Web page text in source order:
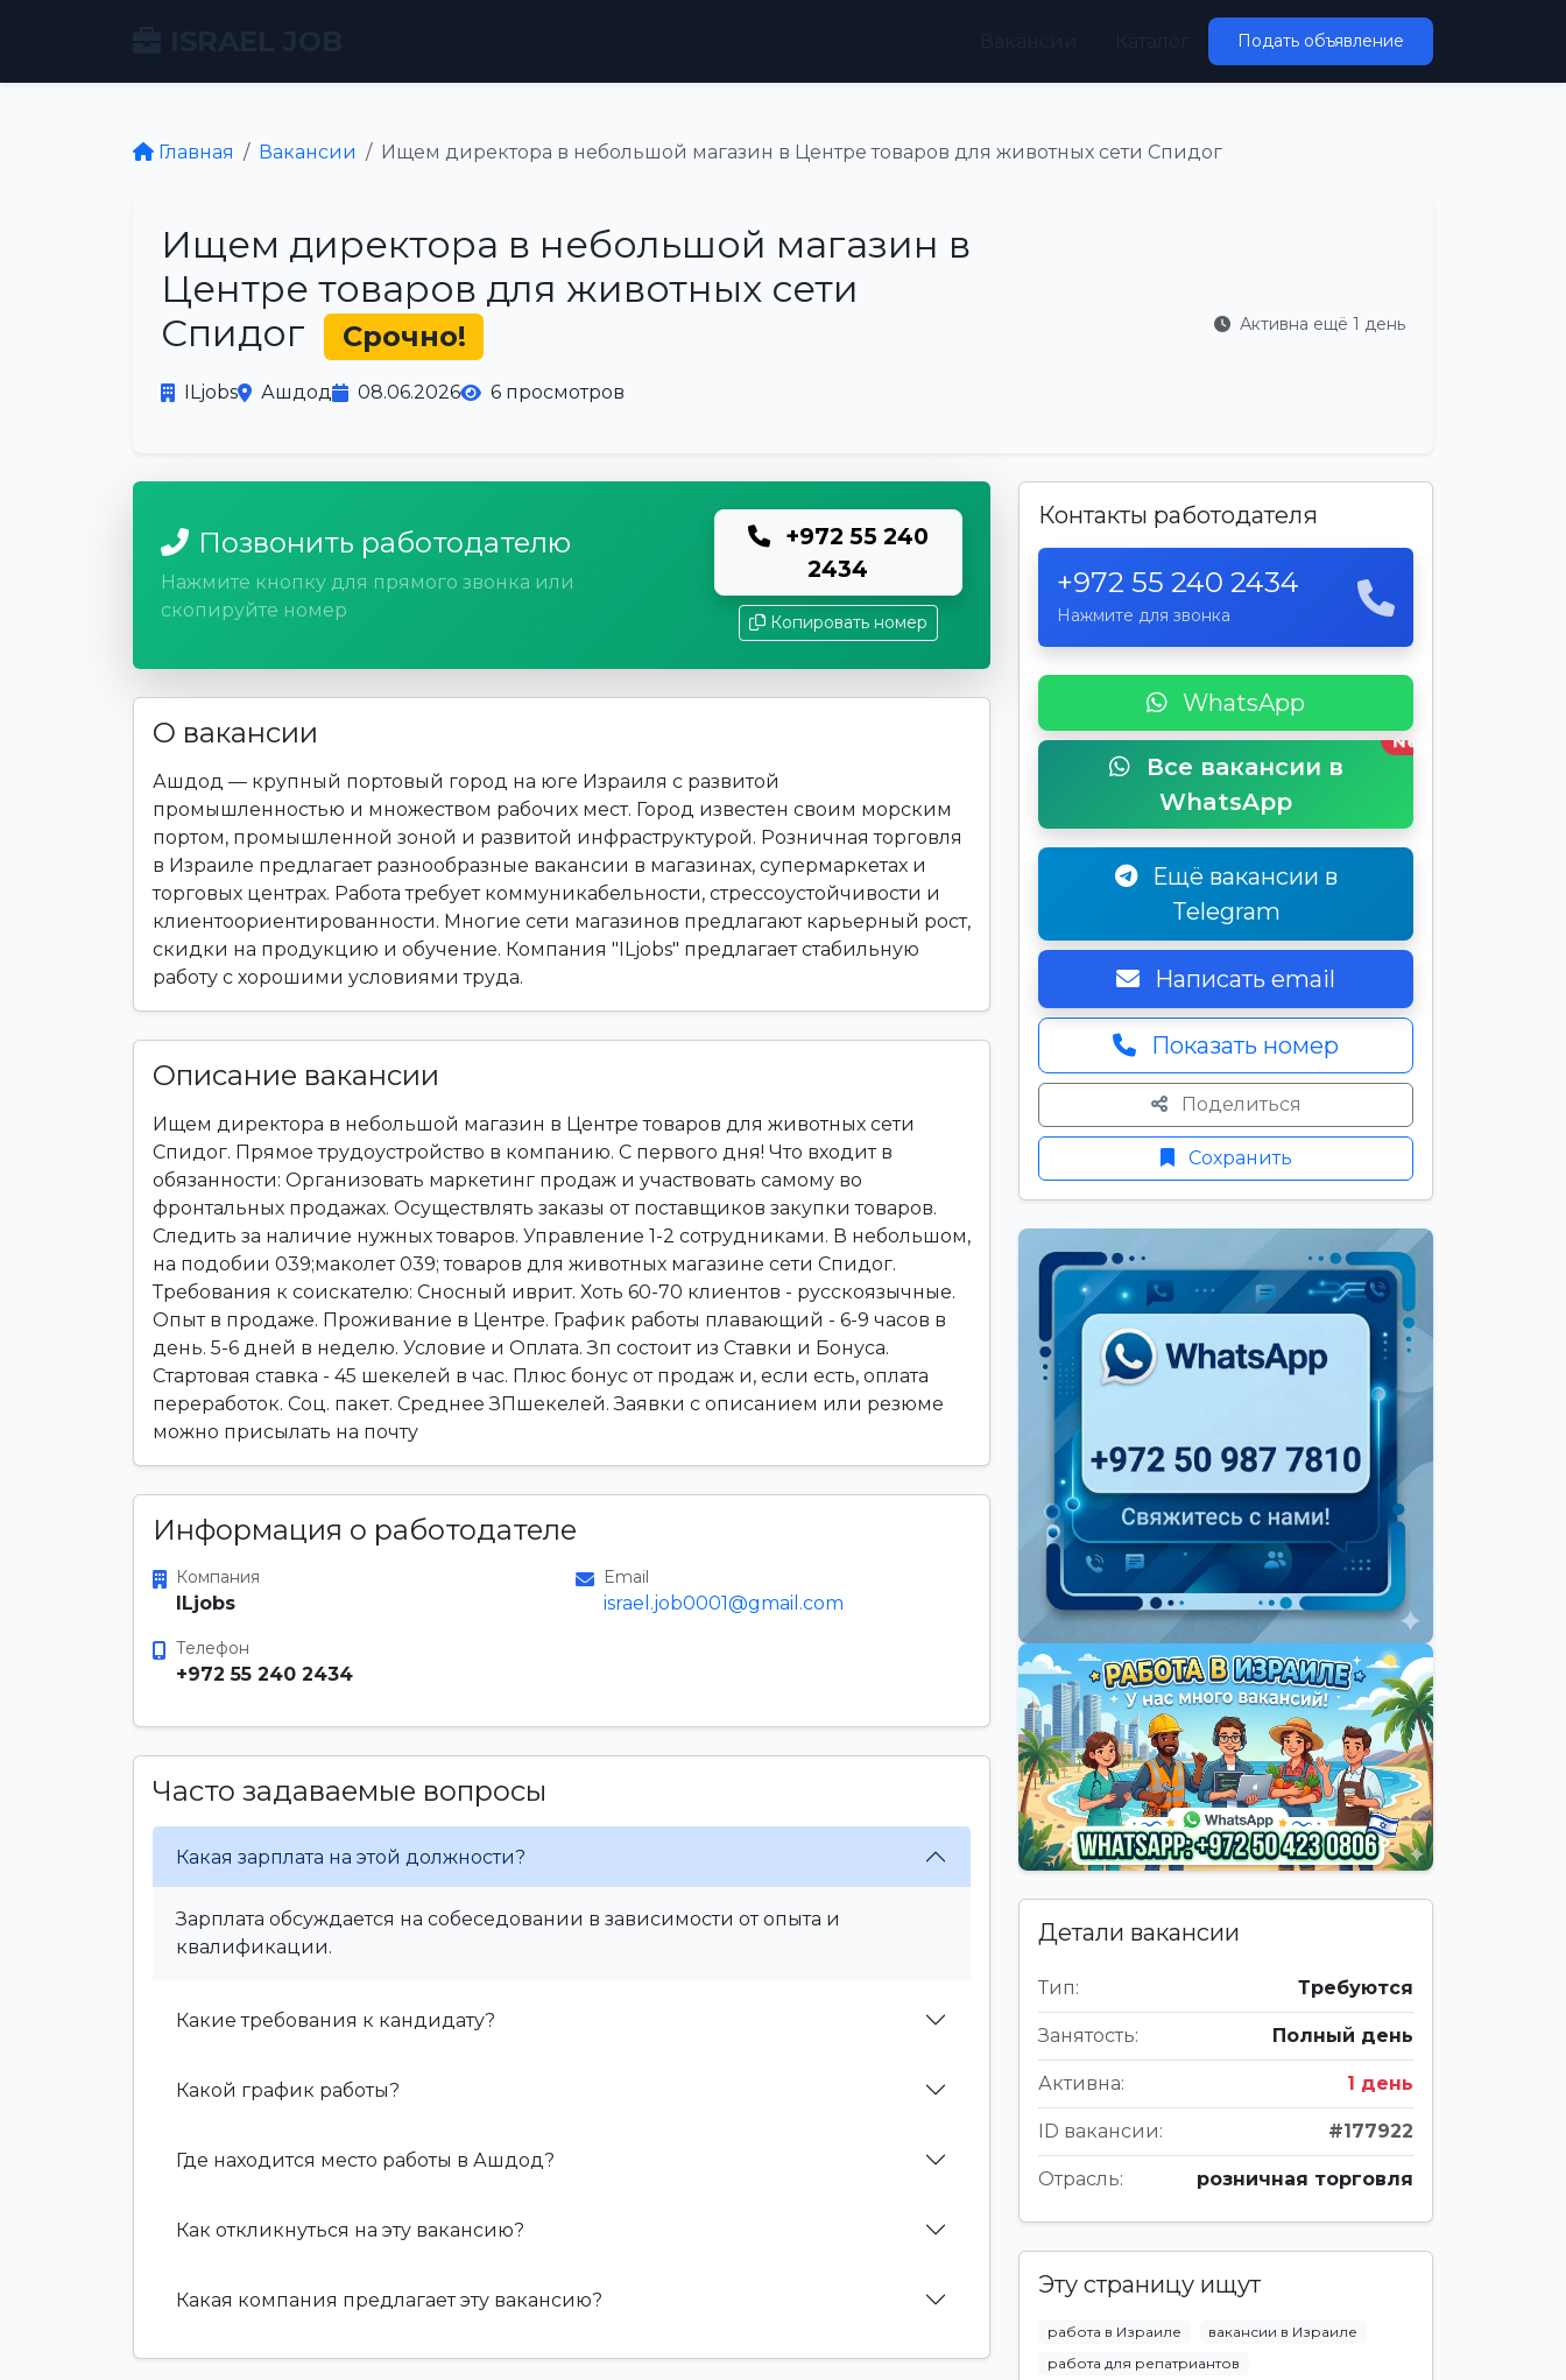
Подать объявление
Главная Вакансии Ищем директора в небольшой магазин в Центре товаров для животных сети Спидог
Ищем директора в небольшой магазин в
Центре товаров для животных сети
Спидог
Срочно!
ILjobs Ашдод 08.06.2026 6 просмотров
Активна ещё 1 день
Позвонить работодателю
Нажмите кнопку для прямого звонка или
скопируйте номер
+972 55 240
2434
Копировать номер
О вакансии
Ашдод — крупный портовый город на юге Израиля с развитой
промышленностью и множеством рабочих мест. Город известен своим морским
портом, промышленной зоной и развитой инфраструктурой. Розничная торговля
в Израиле предлагает разнообразные вакансии в магазинах, супермаркетах и
торговых центрах. Работа требует коммуникабельности, стрессоустойчивости и
клиентоориентированности. Многие сети магазинов предлагают карьерный рост,
скидки на продукцию и обучение. Компания "ILjobs" предлагает стабильную
работу с хорошими условиями труда.
Описание вакансии
Ищем директора в небольшой магазин в Центре товаров для животных сети
Спидог. Прямое трудоустройство в компанию. С первого дня! Что входит в
обязанности: Организовать маркетинг продаж и участвовать самому во
фронтальных продажах. Осуществлять заказы от поставщиков закупки товаров.
Следить за наличие нужных товаров. Управление 1-2 сотрудниками. В небольшом,
на подобии 039;маколет 039; товаров для животных магазине сети Спидог.
Требования к соискателю: Сносный иврит. Хоть 60-70 клиентов - русскоязычные.
Опыт в продаже. Проживание в Центре. График работы плавающий - 6-9 часов в
день. 5-6 дней в неделю. Условие и Оплата. Зп состоит из Ставки и Бонуса.
Стартовая ставка - 45 шекелей в час. Плюс бонус от продаж и, если есть, оплата
переработок. Соц. пакет. Среднее ЗПшекелей. Заявки с описанием или резюме
можно присылать на почту
Информация о работодателе
Компания
ILjobs
Email
israel.job0001@gmail.com
Телефон
+972 55 240 2434
Часто задаваемые вопросы
Какая зарплата на этой должности?
Зарплата обсуждается на собеседовании в зависимости от опыта и
квалификации.
Какие требования к кандидату?
Какой график работы?
Где находится место работы в Ашдод?
Как откликнуться на эту вакансию?
Какая компания предлагает эту вакансию?
Контакты работодателя
+972 55 240 2434
Нажмите для звонка
WhatsApp
Все вакансии в
WhatsApp
New
Ещё вакансии в
Telegram
Написать email
Показать номер
Поделиться
Сохранить
Детали вакансии
Тип: Требуются
Занятость: Полный день
Активна: 1 день
ID вакансии: #177922
Отрасль: розничная торговля
Эту страницу ищут
работа в Израиле
вакансии в Израиле
работа для репатриантов